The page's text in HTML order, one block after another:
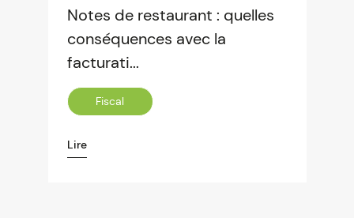
Notes de restaurant : quelles
conséquences avec la
facturati...
Fiscal
Lire